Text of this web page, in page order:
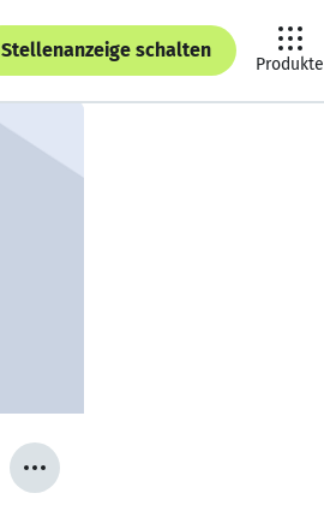
Stellenanzeige schalten
Produkte